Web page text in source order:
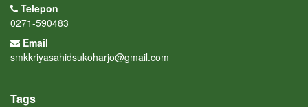
Telepon
0271-590483
Email
smkkriyasahidsukoharjo@gmail.com
Tags